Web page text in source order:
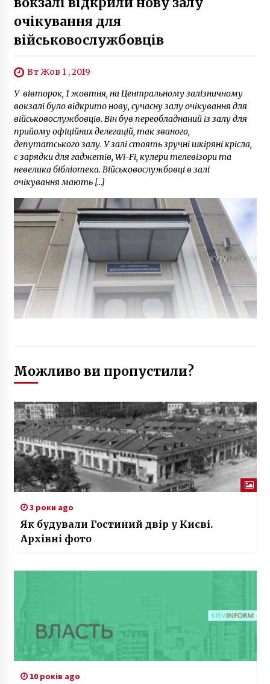
очікування для
військовослужбовців
Вт Жов 1 , 2019
У вівторок, 1 жовтня, на Центральному залізничному
вокзалі було відкрито нову, сучасну залу очікування для
військовослужбовців. Він був переобладнаний із залу для
прийому офіційних делегацій, так званого,
депутатського залу. У залі стоять зручні шкіряні крісла,
є зарядки для гаджетів, Wi-Fi, кулери телевізори та
невелика бібліотека. Військовослужбовці в залі
очікування мають […]
Можливо ви пропустили?
3 роки ago
Як будували Гостиний двір у Києві.
Архівні фото
10 років ago